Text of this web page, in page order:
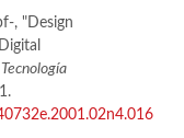
, "Design